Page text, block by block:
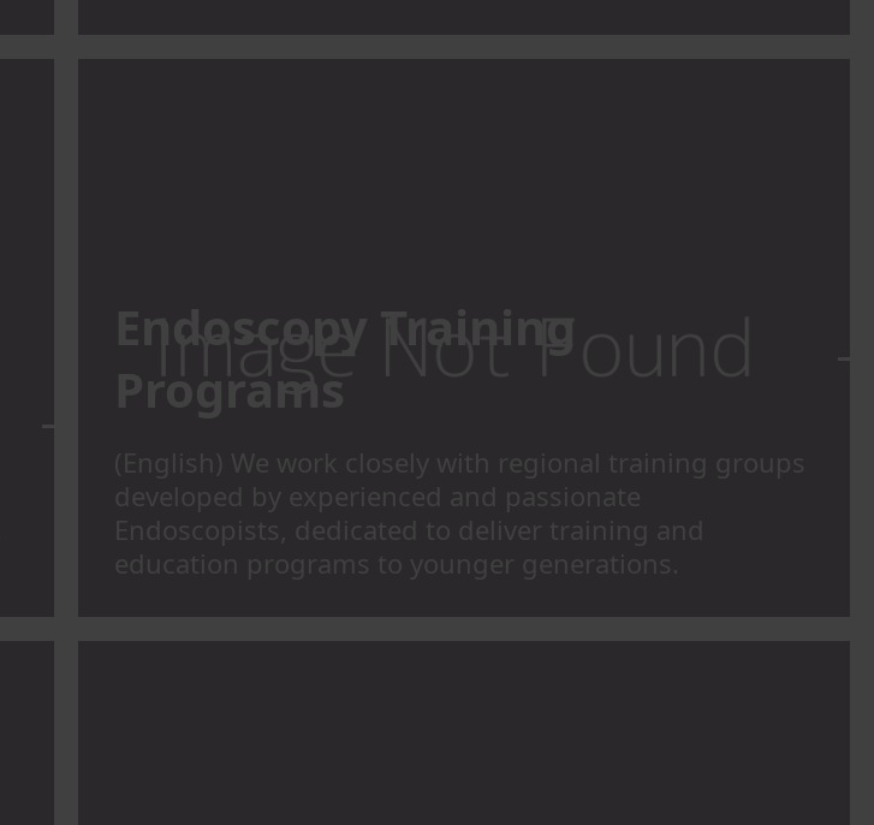
Endoscopy Training
Programs
(English) We work closely with regional training groups
developed by experienced and passionate
Endoscopists, dedicated to deliver training and
education programs to younger generations.